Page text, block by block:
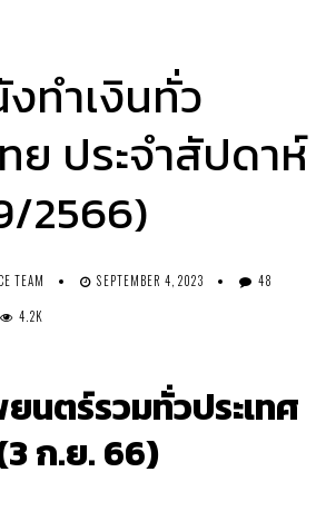
ทำเงินทั่ว
ย ประจำสัปดาห์
2566)
TEAM SEPTEMBER 4, 2023
48
4.2K
นตร์รวมทั่วประเทศ
ก.ย. 66)